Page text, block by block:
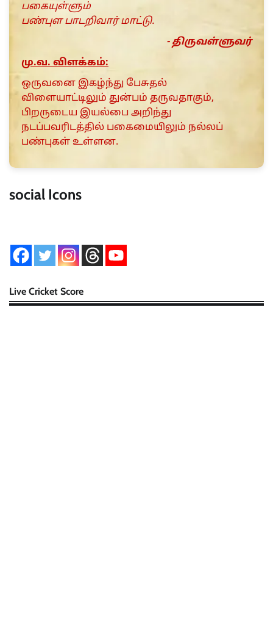
பகையுள்ளும்
பண்புள பாடறிவார் மாட்டு.
- திருவள்ளுவர்
மு.வ. விளக்கம்:
ஒருவனை இகழ்ந்து பேசுதல்
விளையாட்டிலும் துன்பம் தருவதாகும்,
பிறருடைய இயல்பை அறிந்து
நடப்பவரிடத்தில் பகைமையிலும் நல்லப்
பண்புகள் உள்ளன.
social Icons
Live Cricket Score